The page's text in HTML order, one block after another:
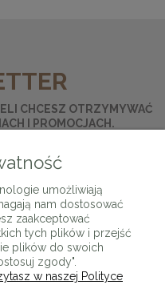
CHCESZ OTRZYMYWAĆ
I PROMOCJACH.
umożliwiają
nam dostosować
zaakceptować
tych plików i przejść
plików do swoich
zgody".
w naszej Polityce